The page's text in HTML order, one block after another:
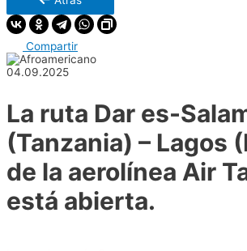
Compartir
04.09.2025
La ruta Dar es-
(Tanzania) – Lagos
de la aerolínea Air
está abierta.